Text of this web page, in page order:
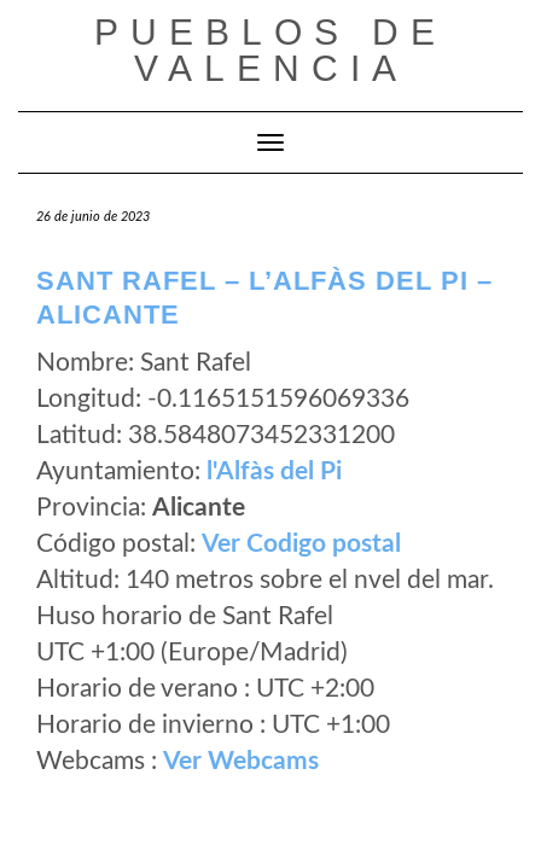
PUEBLOS DE
VALENCIA
Cambiar modo de navegación
26 de junio de 2023
SANT RAFEL – L’ALFÀS DEL PI –
ALICANTE
Nombre: Sant Rafel
Longitud: -0.1165151596069336
Latitud: 38.5848073452331200
Ayuntamiento: l'Alfàs del Pi
Provincia: Alicante
Código postal: Ver Codigo postal
Altitud: 140 metros sobre el nvel del mar.
Huso horario de Sant Rafel
UTC +1:00 (Europe/Madrid)
Horario de verano : UTC +2:00
Horario de invierno : UTC +1:00
Webcams : Ver Webcams